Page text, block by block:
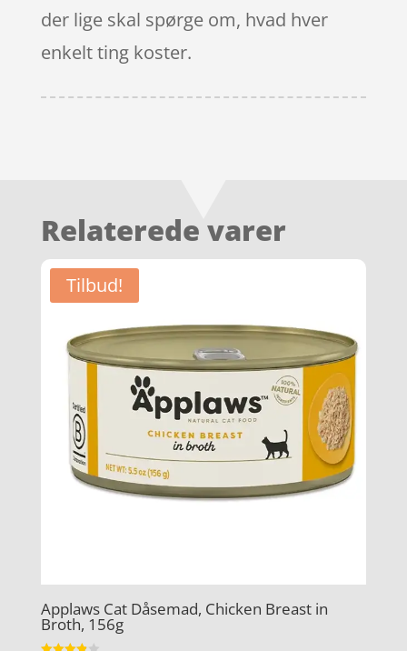
der lige skal spørge om, hvad hver
enkelt ting koster.
Relaterede varer
Tilbud!
Applaws Cat Dåsemad, Chicken Breast in
Broth, 156g